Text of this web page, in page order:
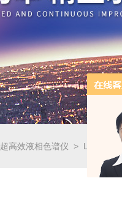
超高效液相色谱仪 > LC-100液